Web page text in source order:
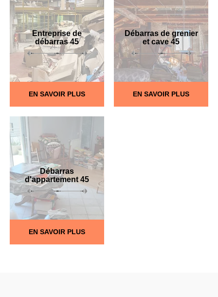
Entreprise de
débarras 45
EN SAVOIR PLUS
Débarras de grenier
et cave 45
EN SAVOIR PLUS
Débarras
d'appartement 45
EN SAVOIR PLUS